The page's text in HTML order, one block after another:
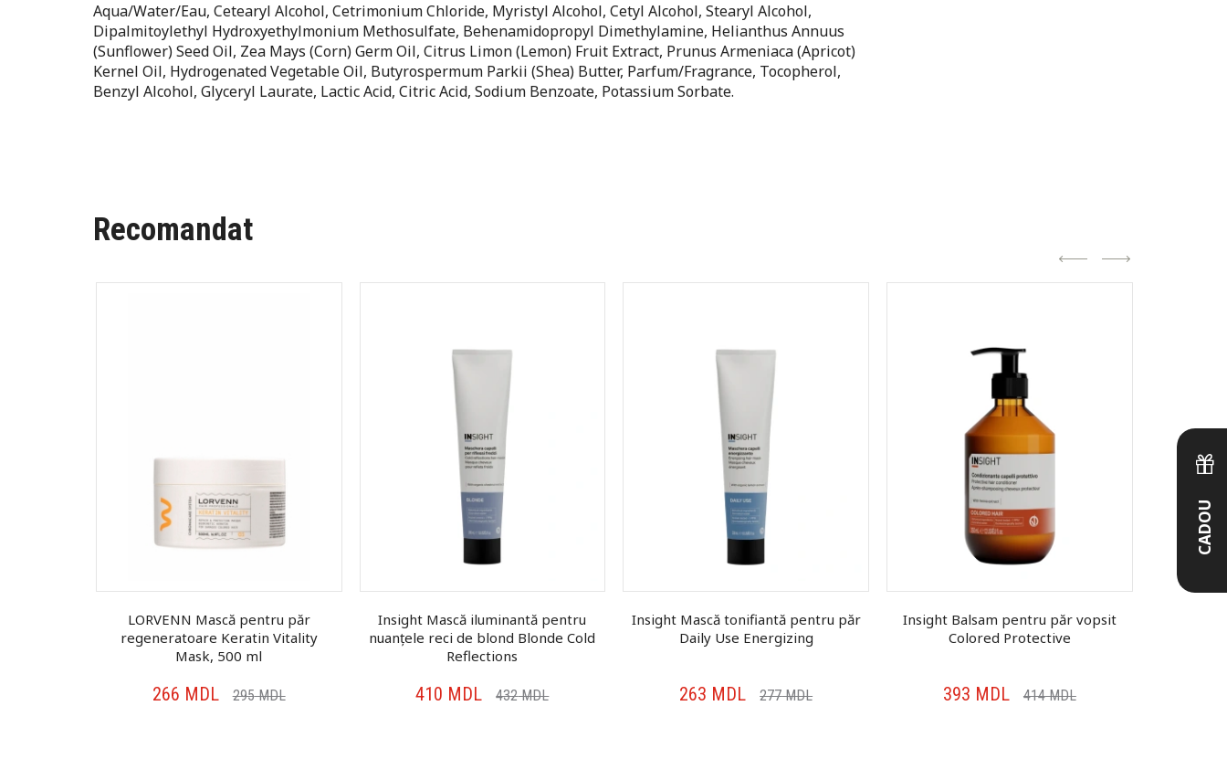
Aqua/Water/Eau, Cetearyl Alcohol, Cetrimonium Chloride, Myristyl Alcohol, Cetyl Alcohol, Stearyl Alcohol,
Dipalmitoylethyl Hydroxyethylmonium Methosulfate, Behenamidopropyl Dimethylamine, Helianthus Annuus
(Sunflower) Seed Oil, Zea Mays (Corn) Germ Oil, Citrus Limon (Lemon) Fruit Extract, Prunus Armeniaca (Apricot)
Kernel Oil, Hydrogenated Vegetable Oil, Butyrospermum Parkii (Shea) Butter, Parfum/Fragrance, Tocopherol,
Benzyl Alcohol, Glyceryl Laurate, Lactic Acid, Citric Acid, Sodium Benzoate, Potassium Sorbate.
Recomandat
LORVENN Mască pentru păr
regeneratoare Keratin Vitality
Mask, 500 ml
266 MDL 295MDL
Insight Mască iluminantă pentru
nuanțele reci de blond Blonde Cold
Reflections
410 MDL 432MDL
Insight Mască tonifiantă pentru păr
Daily Use Energizing
263 MDL 277MDL
Insight Balsam pentru păr vopsit
Colored Protective
393 MDL 414MDL
CADOU